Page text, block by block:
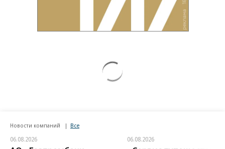
Новости компаний